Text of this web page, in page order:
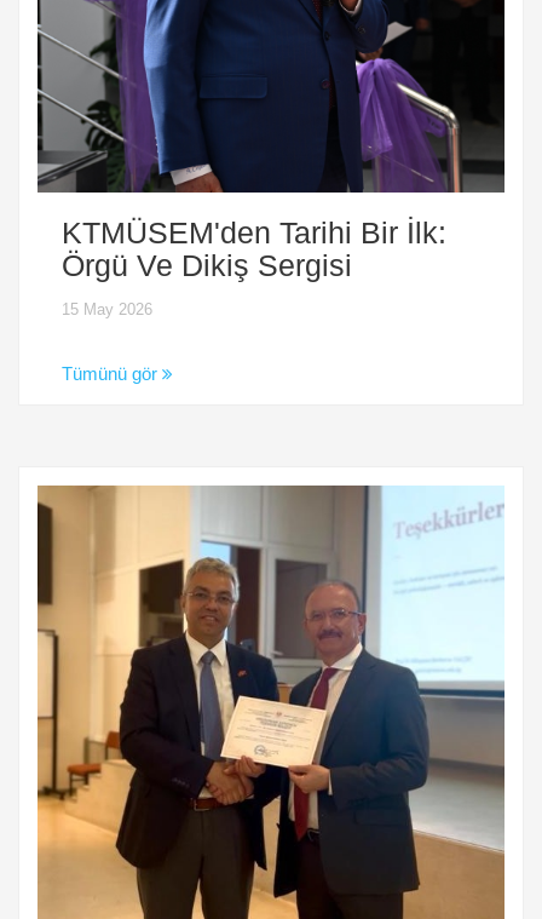
KTMÜSEM'den Tarihi Bir İlk:
Örgü Ve Dikiş Sergisi
15 May 2026
Tümünü gör